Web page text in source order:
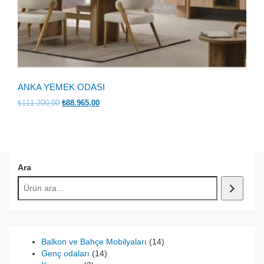
ANKA YEMEK ODASI
₺111.200,00 Orijinal
₺88.965,00Şu
Ara
Balkon ve Bahçe Mobilyaları 1414
Genç odaları 1414